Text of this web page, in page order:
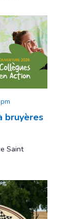
bruyères
Saint